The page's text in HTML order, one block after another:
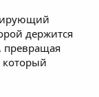
держится
превращая
который